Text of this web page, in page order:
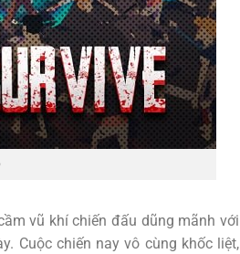
vũ khí chiến đấu dũng mãnh với
Cuộc chiến nay vô cùng khốc liệt,